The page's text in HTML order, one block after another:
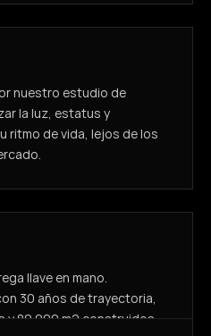
nuestro estudio de
la luz, estatus y
ritmo de vida, lejos de los
llave en mano.
30 años de trayectoria,
80.000 m2 construidos.